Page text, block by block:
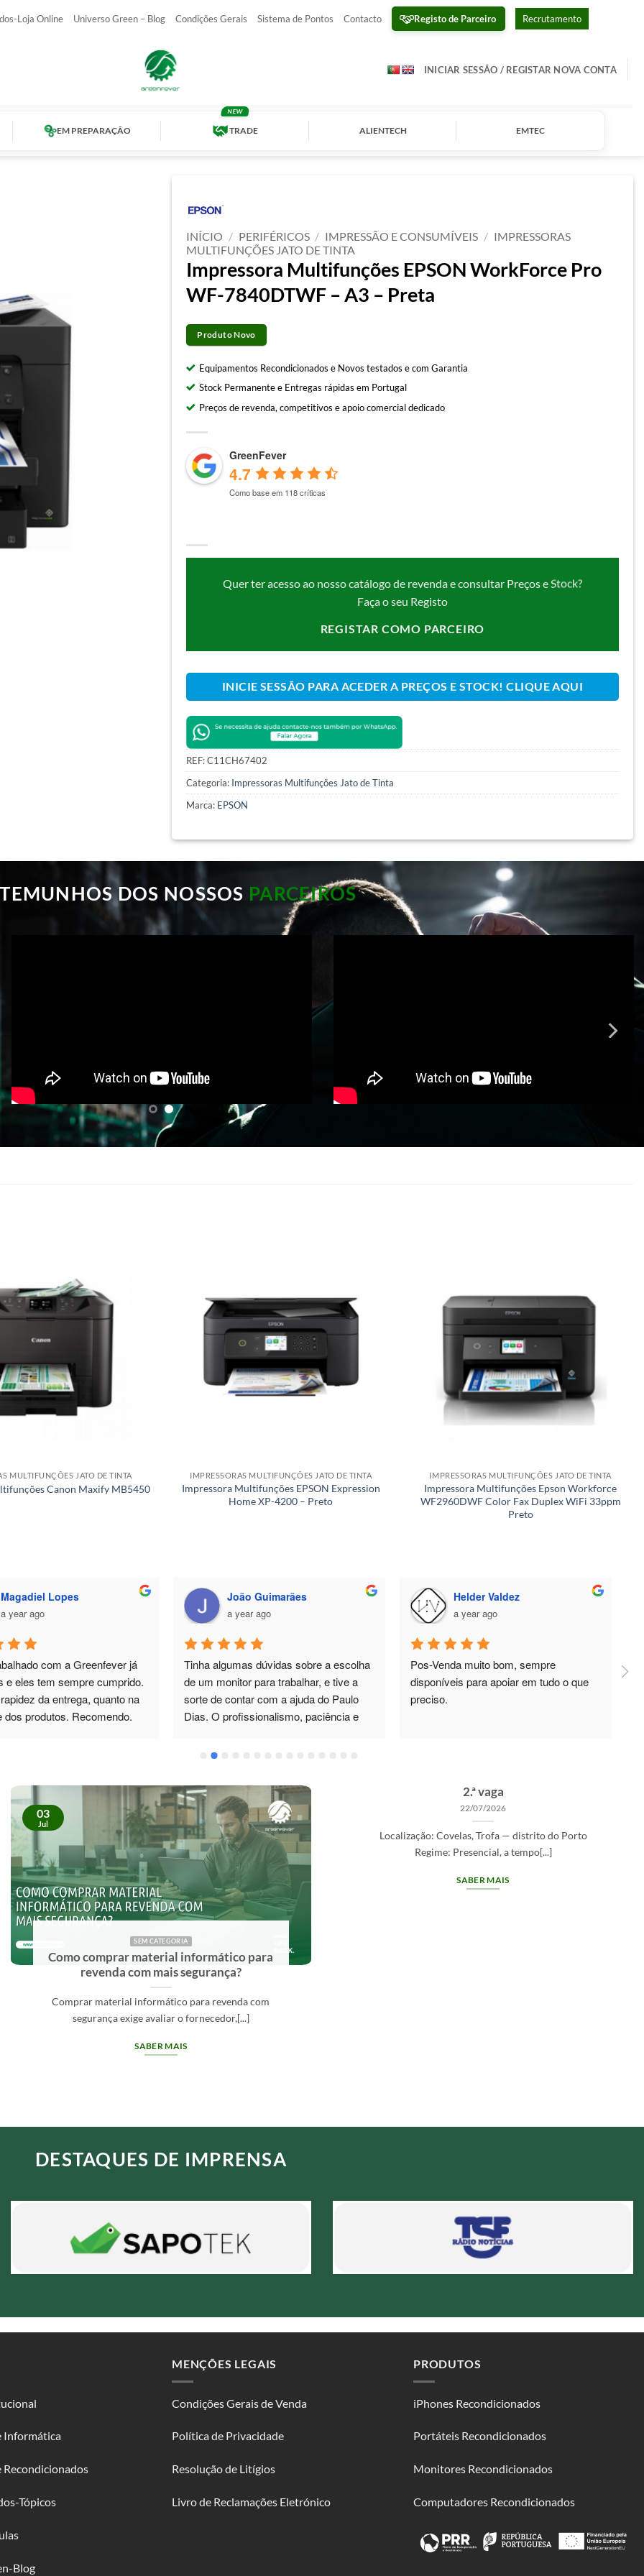
Loja Online Universo Green – Blog Condições Gerais Sistema de Pontos Contacto Registo de Parceiro Recrutamento
INICIAR SESSÃO / REGISTAR NOVA CONTA
EM PREPARAÇÃO TRADE ALIENTECH EMTEC
INÍCIO / PERIFÉRICOS / IMPRESSÃO E CONSUMÍVEIS / IMPRESSORAS
MULTIFUNÇÕES JATO DE TINTA
Impressora Multifunções EPSON WorkForce Pro
WF-7840DTWF – A3 – Preta
Produto Novo
Equipamentos Recondicionados e Novos testados e com Garantia
Stock Permanente e Entregas rápidas em Portugal
Preços de revenda, competitivos e apoio comercial dedicado
GreenFever
4.7
Como base em 118 críticas
Quer ter acesso ao nosso catálogo de revenda e consultar Preços e Stock?
Faça o seu Registo
REGISTAR COMO PARCEIRO
INICIE SESSÃO PARA ACEDER A PREÇOS E STOCK! CLIQUE AQUI
REF:C11CH67402
Categoria: Impressoras Multifunções Jato de Tinta
Marca: EPSON
DOS NOSSOS PARCEIROS
MULTIFUNÇÕES JATO DE TINTA
Canon Maxify MB5450
IMPRESSORAS MULTIFUNÇÕES JATO DE TINTA
Impressora Multifunções EPSON Expression
Home XP-4200 – Preto
IMPRESSORAS MULTIFUNÇÕES JATO DE TINTA
Impressora Multifunções Epson Workforce
WF2960DWF Color Fax Duplex WiFi 33ppm
Preto
Magadiel Lopes
a year ago
com a Greenfever já
e eles tem sempre cumprido.
da entrega, quanto na
dos produtos. Recomendo.
João Guimarães
a year ago
Tinha algumas dúvidas sobre a escolha
de um monitor para trabalhar, e tive a
sorte de contar com a ajuda do Paulo
Dias. O profissionalismo, paciência e
esclareceu todas as minhas dúvidas,
monitor de excelente qualidade, que
superou as minhas expectativas. No
futuro, sei exatamente a quem recorrer.
Recomendo vivamente!
Helder Valdez
a year ago
Pos-Venda muito bom, sempre
disponíveis para apoiar em tudo o que
preciso.
2.ª vaga
22/07/2026
Localização: Covelas, Trofa — distrito do Porto
Regime: Presencial, a tempo[...]
SABER MAIS
SEM CATEGORIA
Como comprar material informático para
revenda com mais segurança?
Comprar material informático para revenda com
segurança exige avaliar o fornecedor,[...]
SABER MAIS
03
Jul
DESTAQUES DE IMPRENSA
Informática
Recondicionados
Tópicos
Blog
MENÇÕES LEGAIS
Condições Gerais de Venda
Política de Privacidade
Resolução de Litígios
Livro de Reclamações Eletrónico
PRODUTOS
iPhones Recondicionados
Portáteis Recondicionados
Monitores Recondicionados
Computadores Recondicionados